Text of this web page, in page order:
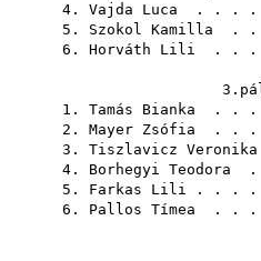
4. Vajda Luca . . . . .
5. Szokol Kamilla . . .
6. Horváth Lili . . .
1. Tamás Bianka . . .
2. Mayer Zsófia . . . .
3. Tiszlavicz Veronika
4. Borhegyi Teodora .
5. Farkas Lili . . . . .
6. Pallos Tímea . . .